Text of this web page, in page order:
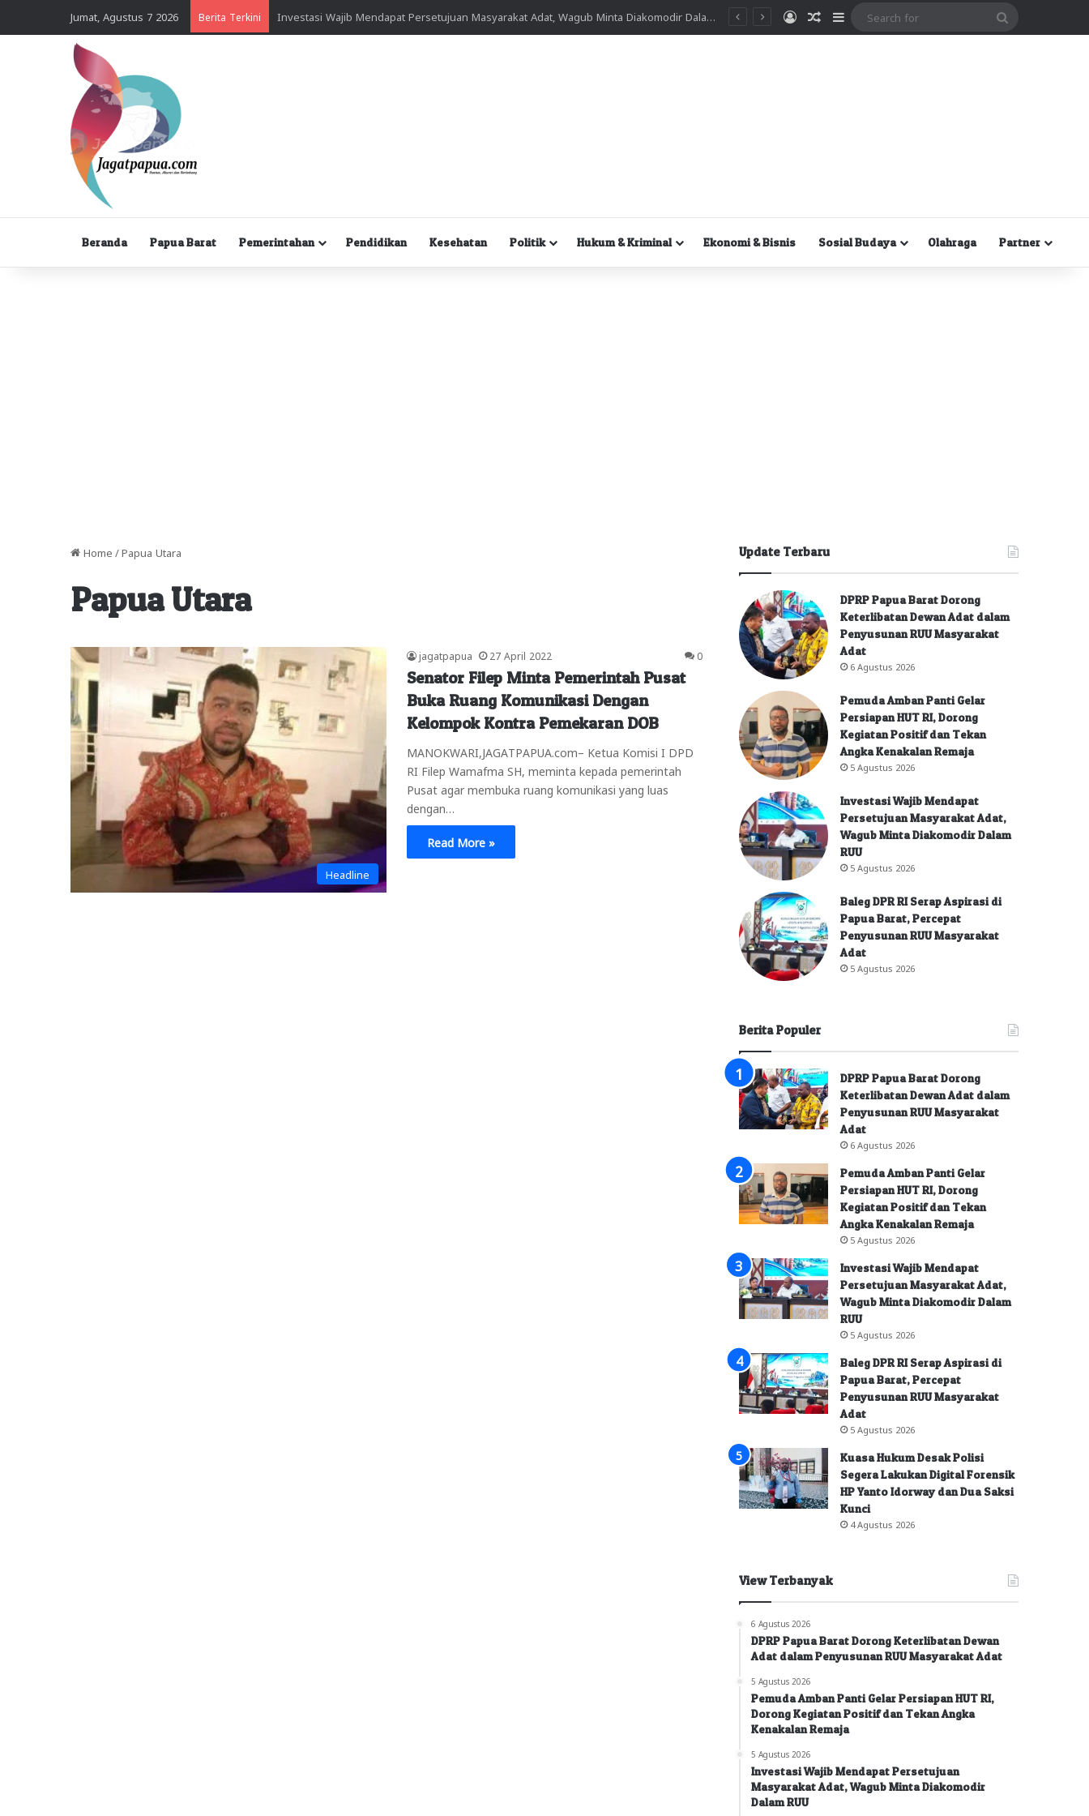
Jumat, Agustus 7 2026 Berita Terkini MasukRandom Article
Sidebar
Beranda Papua Barat Pemerintahan Pendidikan Kesehatan Politik Hukum & Kriminal Ekonomi & Bisnis Sosial Budaya Olahraga Partner
Home / Papua Utara
Papua Utara
Headline
jagatpapua 27 April 2022 0
Senator Filep Minta Pemerintah Pusat
Buka Ruang Komunikasi Dengan
Kelompok Kontra Pemekaran DOB
MANOKWARI,JAGATPAPUA.com– Ketua Komisi I DPD
RI Filep Wamafma SH, meminta kepada pemerintah
Pusat agar membuka ruang komunikasi yang luas
dengan…
Read More »
Update Terbaru
DPRP Papua Barat Dorong
Keterlibatan Dewan Adat dalam
Penyusunan RUU Masyarakat
Adat
6 Agustus 2026
Pemuda Amban Panti Gelar
Persiapan HUT RI, Dorong
Kegiatan Positif dan Tekan
Angka Kenakalan Remaja
5 Agustus 2026
Investasi Wajib Mendapat
Persetujuan Masyarakat Adat,
Wagub Minta Diakomodir Dalam
RUU
5 Agustus 2026
Baleg DPR RI Serap Aspirasi di
Papua Barat, Percepat
Penyusunan RUU Masyarakat
Adat
5 Agustus 2026
Berita Populer
DPRP Papua Barat Dorong
Keterlibatan Dewan Adat dalam
Penyusunan RUU Masyarakat
Adat
6 Agustus 2026
Pemuda Amban Panti Gelar
Persiapan HUT RI, Dorong
Kegiatan Positif dan Tekan
Angka Kenakalan Remaja
5 Agustus 2026
Investasi Wajib Mendapat
Persetujuan Masyarakat Adat,
Wagub Minta Diakomodir Dalam
RUU
5 Agustus 2026
Baleg DPR RI Serap Aspirasi di
Papua Barat, Percepat
Penyusunan RUU Masyarakat
Adat
5 Agustus 2026
Kuasa Hukum Desak Polisi
Segera Lakukan Digital Forensik
HP Yanto Idorway dan Dua Saksi
Kunci
4 Agustus 2026
View Terbanyak
6 Agustus 2026
DPRP Papua Barat Dorong Keterlibatan Dewan
Adat dalam Penyusunan RUU Masyarakat Adat
5 Agustus 2026
Pemuda Amban Panti Gelar Persiapan HUT RI,
Dorong Kegiatan Positif dan Tekan Angka
Kenakalan Remaja
5 Agustus 2026
Investasi Wajib Mendapat Persetujuan
Masyarakat Adat, Wagub Minta Diakomodir
Dalam RUU